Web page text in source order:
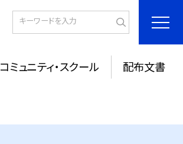
コミュニティ・スクール 配布文書